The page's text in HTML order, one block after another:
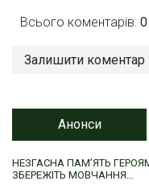
Всього коментарів: 0
Залишити коментар
Анонси
НЕЗГАСНА ПАМ’ЯТЬ
ЗБЕРЕЖІТЬ МОВЧАННЯ…